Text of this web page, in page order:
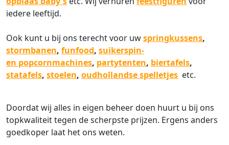
iedere leeftijd.
Ook kunt u bij ons terecht voor uwspringkussens,
stormbanen, funfood, suikerspin-
en popcornmachines, partytenten, biertafels,
statafels, stoelen, oudhollandse spelletjes etc.
Doordat wij alles in eigen beheer doen huurt u bij ons
topkwaliteit tegen de scherpste prijzen. Ergens anders
goedkoper laat het ons weten.